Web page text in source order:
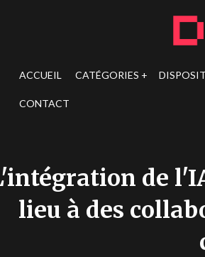
ACCUEIL CATÉGORIES
CONTACT
de
lieu à des